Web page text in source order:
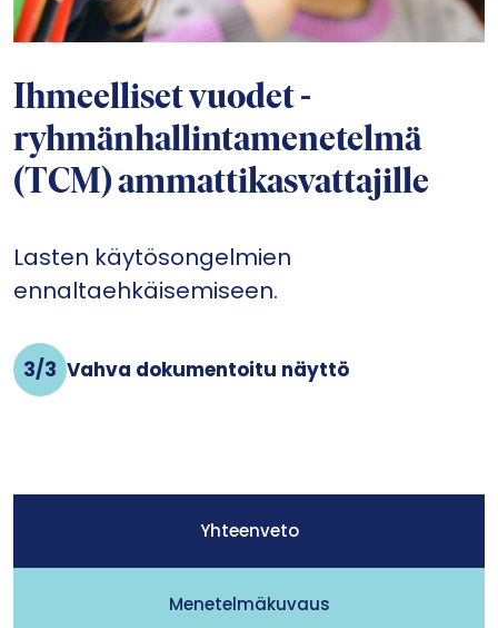
Ihmeelliset vuodet -
ryhmänhallintamenetelmä
(TCM) ammattikasvattajille
Lasten käytösongelmien
ennaltaehkäisemiseen.
3/3 Vahva dokumentoitu näyttö
Yhteenveto
Menetelmäkuvaus